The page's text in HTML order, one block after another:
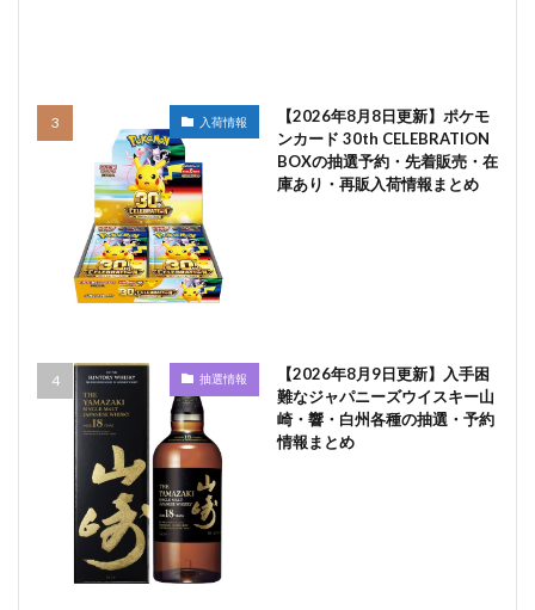
入荷情報
【2026年8月8日更新】ポケモ
ンカード 30th CELEBRATION
BOXの抽選予約・先着販売・在
庫あり・再販入荷情報まとめ
抽選情報
【2026年8月9日更新】入手困
難なジャパニーズウイスキー山
崎・響・白州各種の抽選・予約
情報まとめ